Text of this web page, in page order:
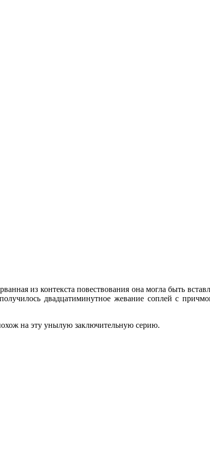
из контекста повествования она могла быть
двадцатиминутное жевание соплей с
на эту унылую заключительную серию.